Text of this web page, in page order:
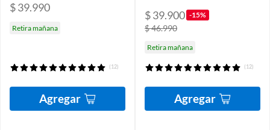
$ 39.990
Retira mañana
(12)
Agregar
$ 39.900 -15%
$ 46.990
Retira mañana
(12)
Agregar